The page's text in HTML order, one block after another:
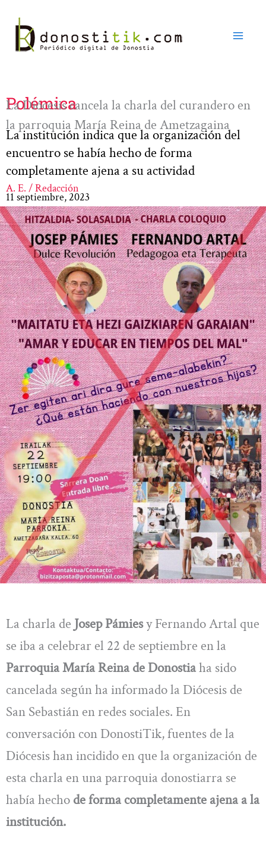
contenido
Polémica
La Diócesis cancela la charla del curandero en
la parroquia María Reina de Ametzagaina
La institución indica que la organización del
encuentro se había hecho de forma
completamente ajena a su actividad
A. E. / Redacción
11 septiembre, 2023
La charla de Josep Pámiesy Fernando Artal que
se iba a celebrar el 22 de septiembre en la
Parroquia María Reina de Donostiaha sido
cancelada según ha informado la Diócesis de
San Sebastián en redes sociales. En
conversación con DonostiTik, fuentes de la
Diócesis han incidido en que la organización de
esta charla en una parroquia donostiarra se
había hecho de forma completamente ajena a la
institución.